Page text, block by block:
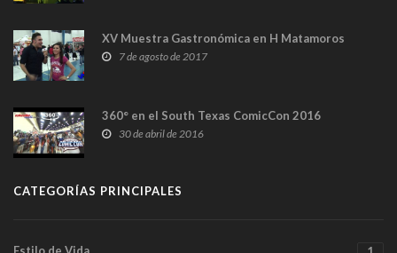
XV Muestra Gastronómica en H Matamoros
7 de agosto de 2017
360° en el South Texas ComicCon 2016
30 de abril de 2016
CATEGORÍAS PRINCIPALES
Estilo de Vida